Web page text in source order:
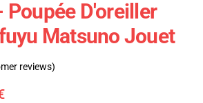
Poupée D'oreiller
Matsuno Jouet
reviews)